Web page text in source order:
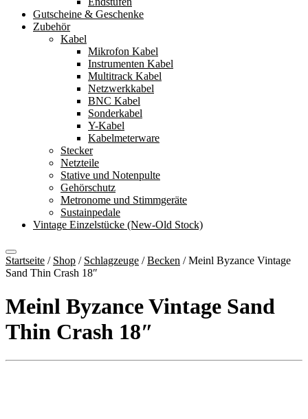
Gutscheine & Geschenke
Zubehör
Kabel
Mikrofon Kabel
Instrumenten Kabel
Multitrack Kabel
Netzwerkkabel
BNC Kabel
Sonderkabel
Y-Kabel
Kabelmeterware
Stecker
Netzteile
Stative und Notenpulte
Gehörschutz
Metronome und Stimmgeräte
Sustainpedale
Vintage Einzelstücke (New-Old Stock)
Startseite / Shop / Schlagzeuge /Becken /Meinl Byzance Vintage
Sand Thin Crash 18″
Meinl Byzance Vintage Sand
Thin Crash 18″